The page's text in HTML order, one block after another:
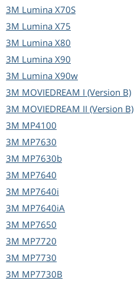
3M Lumina X70S
3M Lumina X75
3M Lumina X80
3M Lumina X90
3M Lumina X90w
3M MOVIEDREAM I (Version B)
3M MOVIEDREAM II (Version B)
3M MP4100
3M MP7630
3M MP7630b
3M MP7640
3M MP7640i
3M MP7640iA
3M MP7650
3M MP7720
3M MP7730
3M MP7730B